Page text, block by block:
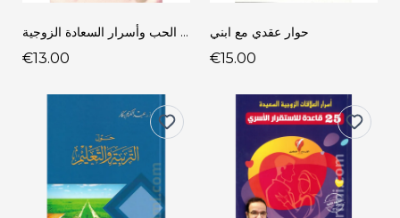
بيوت الحب وأسرار السعادة الزوجية
€13.00
حوار عقدي مع ابني
€15.00